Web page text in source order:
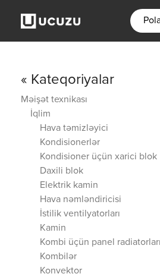
« Kateqoriyalar
Məişət texnikası
İqlim
Hava təmizləyici
Kondisionerlər
Kondisioner üçün xarici blok
Daxili blok
Elektrik kamin
Hava nəmləndiricisi
İstilik ventilyatorları
Kamin
Kombi üçün panel radiatorları
Kombilər
Konvektor